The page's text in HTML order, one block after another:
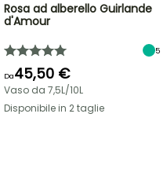
Rosa ad alberello Guirlande
d'Amour
5
Da45,50 €
Vaso da 7,5L/10L
Disponibile in 2 taglie